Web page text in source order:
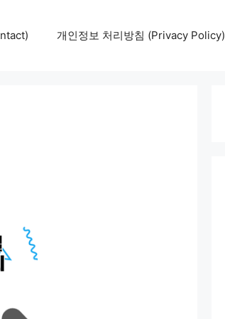
개인정보 처리방침 (Privacy Policy)